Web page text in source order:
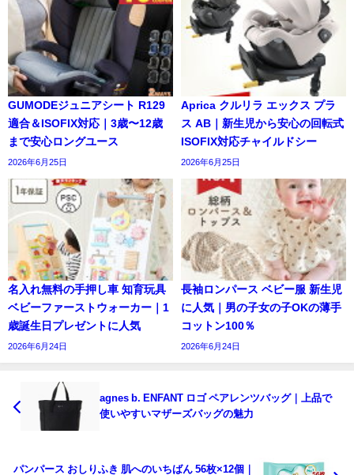
GUMODEジュニアシート R129
適合＆ISOFIX対応｜3歳〜12歳
まで安心ロングユース
2026年6月25日
Aprica クルリラ エックス プラ
ス AB｜新生児から安心の回転式
ISOFIX対応チャイルドシー
2026年6月25日
名入れ無料の手押し車 知育玩具
ベビーファーストウォーカー｜1
歳誕生日プレゼントに人気
2026年6月24日
長袖ロンパース ベビー服 新生児
に人気｜男の子女の子OKの薄手
コットン100％
2026年6月24日
agnes b. ENFANT ロゴ ペアレンツバッグ｜上品で
使いやすいマザーズバッグの魅力
パンパース おしりふき 肌へのいちばん 56枚×12個｜